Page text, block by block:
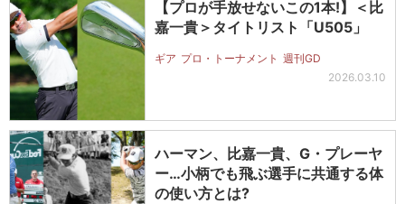
【プロが手放せないこの1本!】＜比
嘉一貴＞タイトリスト「U505」
ギア プロ・トーナメント 週刊GD
2026.03.10
ハーマン、比嘉一貴、G・プレーヤ
ー…小柄でも飛ぶ選手に共通する体
の使い方とは?